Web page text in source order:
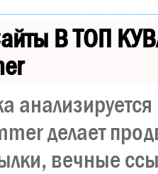
В ТОП
делает
вечные